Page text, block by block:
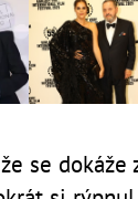
se